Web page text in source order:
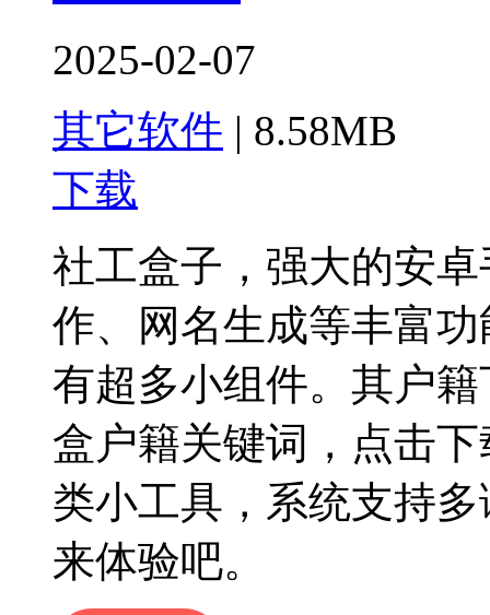
2025-02-07
其它软件 | 8.58MB
下载
社工盒子，强大的安
作、网名生成等丰富
有超多小组件。其户
盒户籍关键词，点击
类小工具，系统支持
来体验吧。